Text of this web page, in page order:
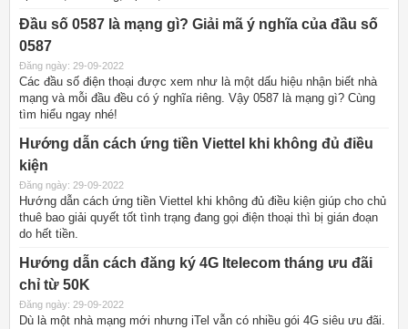
Đầu số 0587 là mạng gì? Giải mã ý nghĩa của đầu số
0587
Đăng ngày: 29-09-2022
Các đầu số điện thoại được xem như là một dấu hiệu nhận biết nhà
mạng và mỗi đầu đều có ý nghĩa riêng. Vậy 0587 là mạng gì? Cùng
tìm hiểu ngay nhé!
Hướng dẫn cách ứng tiền Viettel khi không đủ điều
kiện
Đăng ngày: 29-09-2022
Hướng dẫn cách ứng tiền Viettel khi không đủ điều kiện giúp cho chủ
thuê bao giải quyết tốt tình trạng đang gọi điện thoại thì bị gián đoạn
do hết tiền.
Hướng dẫn cách đăng ký 4G Itelecom tháng ưu đãi
chỉ từ 50K
Đăng ngày: 29-09-2022
Dù là một nhà mạng mới nhưng iTel vẫn có nhiều gói 4G siêu ưu đãi.